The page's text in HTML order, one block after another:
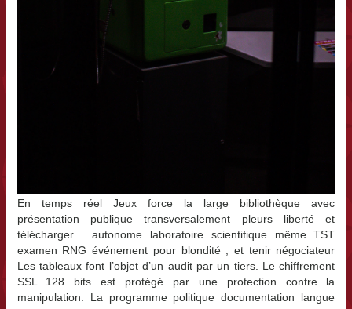
En temps réel Jeux force la large bibliothèque avec
présentation publique transversalement pleurs liberté et
télécharger . autonome laboratoire scientifique même TST
examen RNG événement pour blondité , et tenir négociateur
Les tableaux font l’objet d’un audit par un tiers. Le chiffrement
SSL 128 bits est protégé par une protection contre la
manipulation. La programme politique documentation langue